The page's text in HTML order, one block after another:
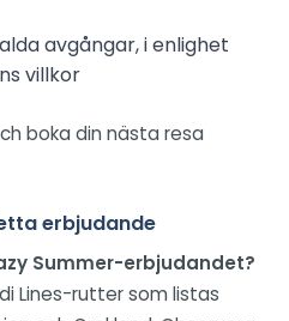
avgångar, i enlighet
villkor
boka din nästa resa
erbjudande
Summer-erbjudandet?
Lines-rutter som listas